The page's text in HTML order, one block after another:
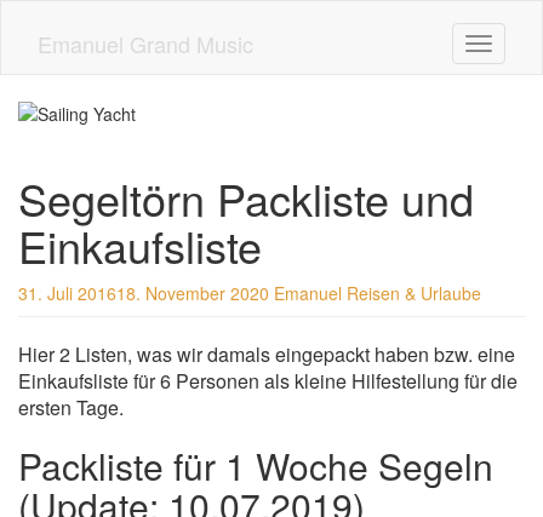
Emanuel Grand Music Toggle
Segeltörn Packliste und
Einkaufsliste
31. Juli 201618. November 2020 Emanuel Reisen & Urlaube
Hier 2 Listen, was wir damals eingepackt haben bzw. eine
Einkaufsliste für 6 Personen als kleine Hilfestellung für die
ersten Tage.
Packliste für 1 Woche Segeln
(Update: 10.07.2019)